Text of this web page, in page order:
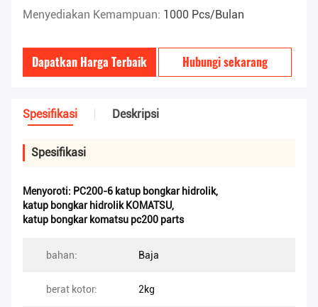
Menyediakan Kemampuan: 1000 Pcs/bulan
Dapatkan Harga Terbaik Hubungi sekarang
Spesifikasi Deskripsi
Spesifikasi
Menyoroti: PC200-6 katup bongkar hidrolik,
katup bongkar hidrolik KOMATSU,
katup bongkar komatsu pc200 parts
bahan: Baja
berat kotor: 2kg